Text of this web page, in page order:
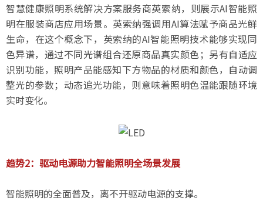
智慧健康照明系统解决方案服务商英索纳，则展示AI智能照
明在服装商店应用场景。英索纳强调用AI算法赋予商品光鲜
生命，在这个概念下，英索纳的AI智能照明技术能够实现同
色异谱，通过不同光谱组合还原商品真实颜色；另有自适应
识别功能，照明产品能感知下方物品的材质和颜色，自动调
整光的参数；动态追光功能，则意味着照明色温能跟随环境
实时变化。
趋势2：驱动电源助力智能照明全场景发展
智能照明的全面普及，离不开驱动电源的支撑。